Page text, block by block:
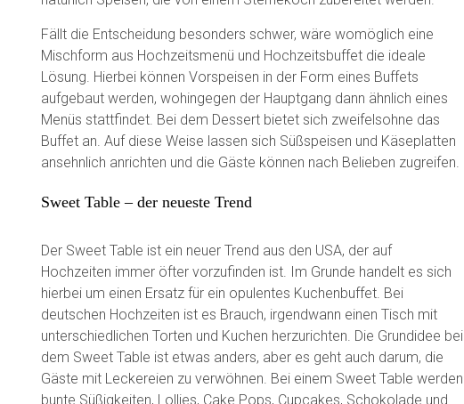
Fällt die Entscheidung besonders schwer, wäre womöglich eine
Mischform aus Hochzeitsmenü und Hochzeitsbuffet die ideale
Lösung. Hierbei können Vorspeisen in der Form eines Buffets
aufgebaut werden, wohingegen der Hauptgang dann ähnlich eines
Menüs stattfindet. Bei dem Dessert bietet sich zweifelsohne das
Buffet an. Auf diese Weise lassen sich Süßspeisen und Käseplatten
ansehnlich anrichten und die Gäste können nach Belieben zugreifen.
Sweet Table – der neueste Trend
Der Sweet Table ist ein neuer Trend aus den USA, der auf
Hochzeiten immer öfter vorzufinden ist. Im Grunde handelt es sich
hierbei um einen Ersatz für ein opulentes Kuchenbuffet. Bei
deutschen Hochzeiten ist es Brauch, irgendwann einen Tisch mit
unterschiedlichen Torten und Kuchen herzurichten. Die Grundidee bei
dem Sweet Table ist etwas anders, aber es geht auch darum, die
Gäste mit Leckereien zu verwöhnen. Bei einem Sweet Table werden
bunte Süßigkeiten, Lollies, Cake Pops, Cupcakes, Schokolade und